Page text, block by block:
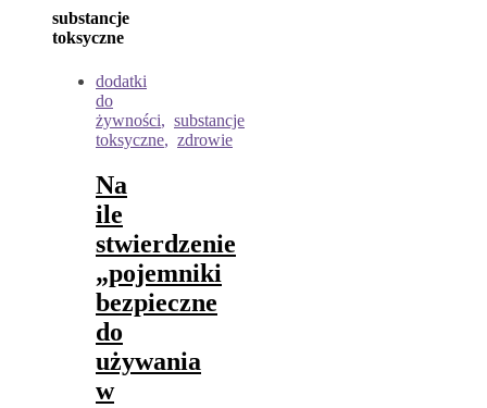
substancje
toksyczne
dodatki
do
żywności, substancje
toksyczne, zdrowie
Na
ile
stwierdzenie
„pojemniki
bezpieczne
do
używania
w